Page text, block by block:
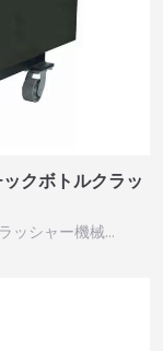
クボトルクラッ
ッシャー機械…